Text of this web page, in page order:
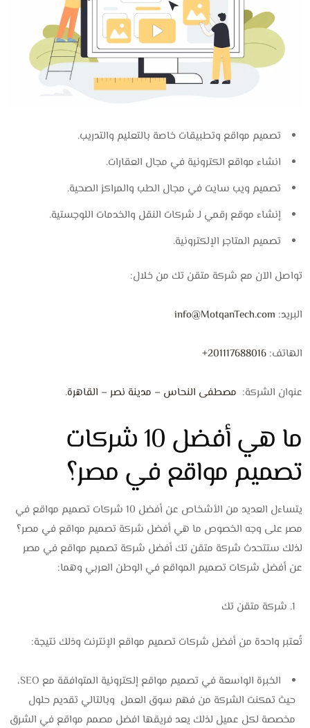
تصميم مواقع وتطبيقات خاصة بالتعليم والتدريب.
انشاء مواقع الكترونية في مجال العقارات.
تصميم ويب سايت في مجال الطب والمراكز الصحية.
إنشاء موقع رقمي لـ شركات النقل والخدمات اللوجستية.
تصميم المتاجر الإلكترونية.
تواصل الآن مع شركة متقن تك من خلال:
البريد: info@MotqanTech.com
الهاتف:201117688016+
عنوان الشركة: مصطفى النحاس – مدينة نصر – القاهرة.
ما هي أفضل 10 شركات
تصميم مواقع في مصر؟
يتساءل العديد من الأشخاص عن أفضل 10 شركات تصميم مواقع في
مصر على وجه الخصوص ما هي أفضل شركة تصميم مواقع في مصر؟
لذلك ستتحدث شركة متقن تك أفضل شركة تصميم مواقع في مصر
عن أفضل شركات تصميم المواقع في الوطن العربي وهما:
شركة متقن تك
تُعتبر واحدة من أفضل شركات تصميم مواقع الإنترنت وذلك نتيجة:
الخبرة الواسعة في تصميم مواقع إلكترونية المتوافقة مع SEO،
حيث تمكنت الشركة من فهم سوق العمل وبالتالي تقديم حلول
مخصصة لكل عميل لذلك يعد فريقها افضل مصمم مواقع في الشرق